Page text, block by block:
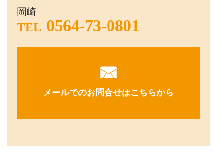
岡崎
TEL 0564-73-0801
メールでのお問合せはこちらから